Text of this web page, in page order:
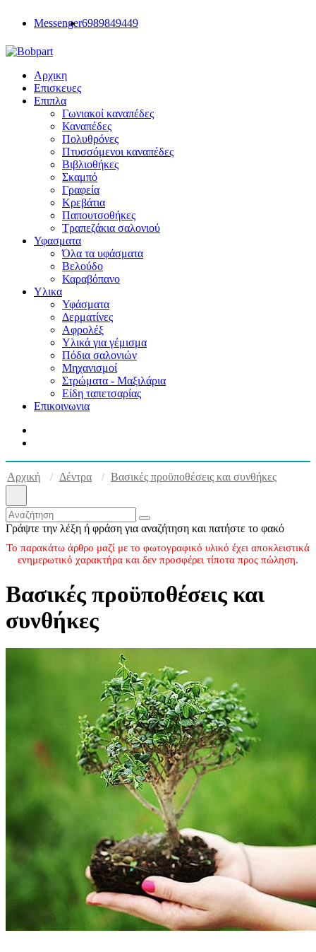
Messenger6989849449
Αρχικη
Επισκευες
Επιπλα
Γωνιακοί καναπέδες
Καναπέδες
Πολυθρόνες
Πτυσσόμενοι καναπέδες
Βιβλιοθήκες
Σκαμπό
Γραφεία
Κρεβάτια
Παπουτσοθήκες
Τραπεζάκια σαλονιού
Υφασματα
Όλα τα υφάσματα
Βελούδο
Καραβόπανο
Υλικα
Υφάσματα
Δερματίνες
Αφρολέξ
Υλικά για γέμισμα
Πόδια σαλονιών
Μηχανισμοί
Στρώματα - Μαξιλάρια
Είδη ταπετσαρίας
Επικοινωνια
Αρχική Δέντρα Βασικές προϋποθέσεις και συνθήκες
Γράψτε την λέξη ή φράση για αναζήτηση και πατήστε το φακό
Το παρακάτω άρθρο μαζί με το φωτογραφικό υλικό έχει αποκλειστικά
ενημερωτικό χαρακτήρα και δεν προσφέρει τίποτα προς πώληση.
Βασικές προϋποθέσεις και
συνθήκες